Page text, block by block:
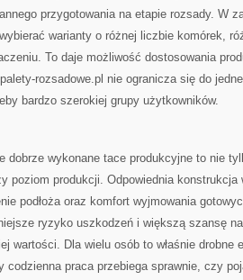
przygotowania na etapie rozsady. W
warianty o różnej liczbie komórek,
To daje możliwość dostosowania
rozsadowe.pl nie ogranicza się do
bardzo szerokiej grupy użytkowników.
dobrze wykonane tace produkcyjne to nie
poziom produkcji. Odpowiednia konstrukcja
podłoża oraz komfort wyjmowania
ryzyko uszkodzeń i większą szansę
wartości. Dla wielu osób to właśnie drobne
codzienna praca przebiega sprawnie, czy